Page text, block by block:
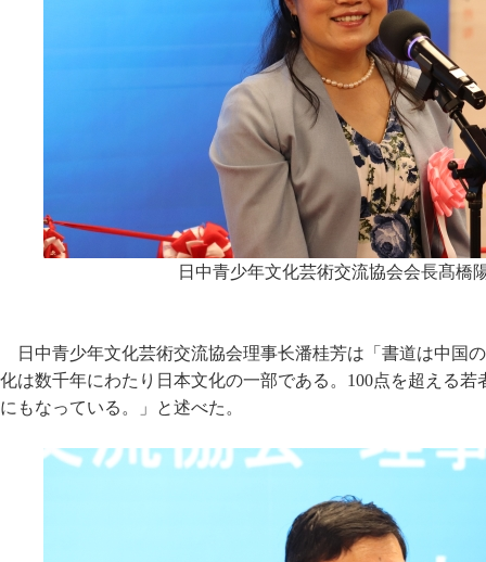
日中青少年文化芸術交流協会会長髙橋
日中青少年文化芸術交流協会理事长潘桂芳は「書道は中国
化は数千年にわたり日本文化の一部である。100点を超える
にもなっている。」と述べた。